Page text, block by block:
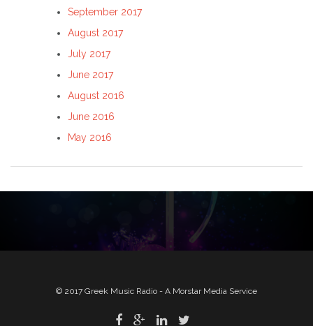
September 2017
August 2017
July 2017
June 2017
August 2016
June 2016
May 2016
© 2017 Greek Music Radio - A Morstar Media Service